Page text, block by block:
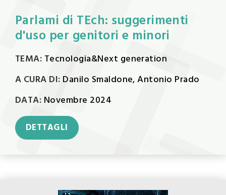
Parlami di TEch: suggerimenti
d'uso per genitori e minori
TEMA: Tecnologia&Next generation
A CURA DI: Danilo Smaldone, Antonio Prado
DATA: Novembre 2024
DETTAGLI